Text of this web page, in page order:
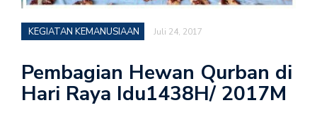
KEGIATAN KEMANUSIAAN Juli 24, 2017
Pembagian Hewan Qurban di
Hari Raya Idu1438H/ 2017M